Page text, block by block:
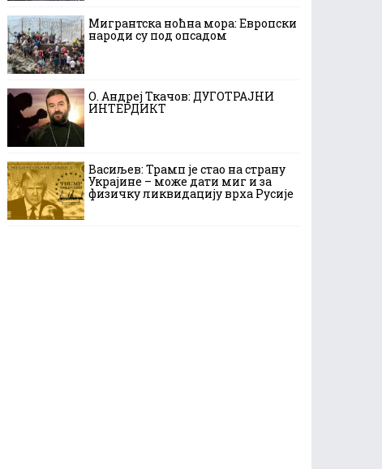
Мигрантска ноћна мора: Европски
народи су под опсадом
О. Андреј Ткачов: ДУГОТРАЈНИ
ИНТЕРДИКТ
Васиљев: Трамп је стао на страну
Украјине – може дати миг и за
физичку ликвидацију врха Русије